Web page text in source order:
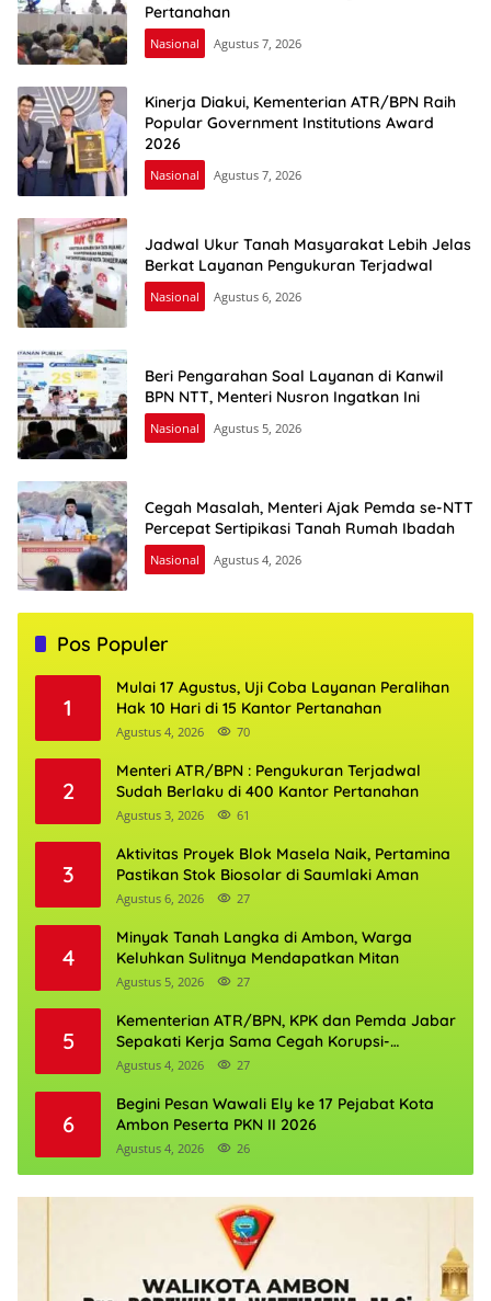
Pertanahan
Nasional Agustus 7, 2026
Kinerja Diakui, Kementerian ATR/BPN Raih
Popular Government Institutions Award
2026
Nasional Agustus 7, 2026
Jadwal Ukur Tanah Masyarakat Lebih Jelas
Berkat Layanan Pengukuran Terjadwal
Nasional Agustus 6, 2026
Beri Pengarahan Soal Layanan di Kanwil
BPN NTT, Menteri Nusron Ingatkan Ini
Nasional Agustus 5, 2026
Cegah Masalah, Menteri Ajak Pemda se-NTT
Percepat Sertipikasi Tanah Rumah Ibadah
Nasional Agustus 4, 2026
Pos Populer
1
Mulai 17 Agustus, Uji Coba Layanan Peralihan
Hak 10 Hari di 15 Kantor Pertanahan
Agustus 4, 2026 70
2
Menteri ATR/BPN : Pengukuran Terjadwal
Sudah Berlaku di 400 Kantor Pertanahan
Agustus 3, 2026 61
3
Aktivitas Proyek Blok Masela Naik, Pertamina
Pastikan Stok Biosolar di Saumlaki Aman
Agustus 6, 2026 27
4
Minyak Tanah Langka di Ambon, Warga
Keluhkan Sulitnya Mendapatkan Mitan
Agustus 5, 2026 27
5
Kementerian ATR/BPN, KPK dan Pemda Jabar
Sepakati Kerja Sama Cegah Korupsi-
Penguatan Ekonomi
Agustus 4, 2026 27
6
Begini Pesan Wawali Ely ke 17 Pejabat Kota
Ambon Peserta PKN II 2026
Agustus 4, 2026 26